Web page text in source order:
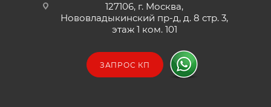
127106, г. Москва,
Нововладыкинский пр-д, д. 8 стр. 3,
этаж 1 ком. 101
ЗАПРОС КП